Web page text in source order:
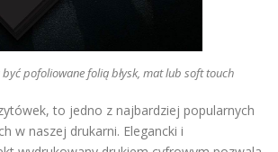
pofoliowane folią błysk, mat lub soft touch
to jedno z najbardziej popularnych
w naszej drukarni. Elegancki i